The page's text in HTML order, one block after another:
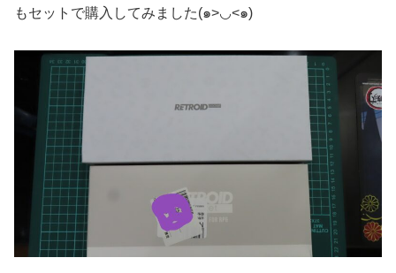
もセットで購入してみました(๑>◡<๑)